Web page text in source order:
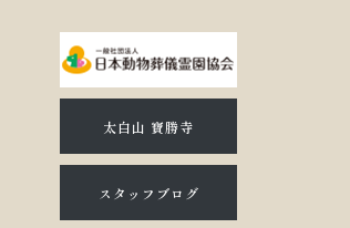
太白山 寶勝寺
スタッフブログ